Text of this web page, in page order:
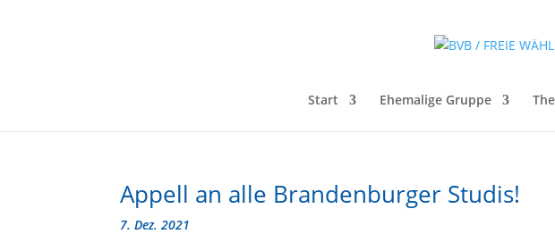
Start Ehemalige Gruppe
Appell an alle Brandenburger Studis!
7. Dez. 2021